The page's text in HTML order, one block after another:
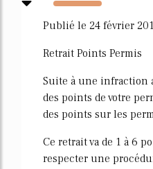
4130%
Publié le 24 février
Retrait Points Permis
Suite à une infraction
des points de votre
des points sur les
Ce retrait va de 1 à 6
respecter une